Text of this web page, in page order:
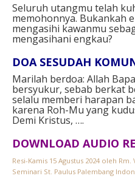
Seluruh utangmu telah
memohonnya. Bukankah
mengasihi kawanmu
mengasihani engkau?
DOA SESUDAH
Marilah berdoa: Allah
bersyukur, sebab berkat
selalu memberi harapan
karena Roh-Mu yang
Demi Kristus, ….
DOWNLOAD AUDIO
Resi-Kamis 15 Agustus 2024 oleh Rm.
Seminari St. Paulus Palembang